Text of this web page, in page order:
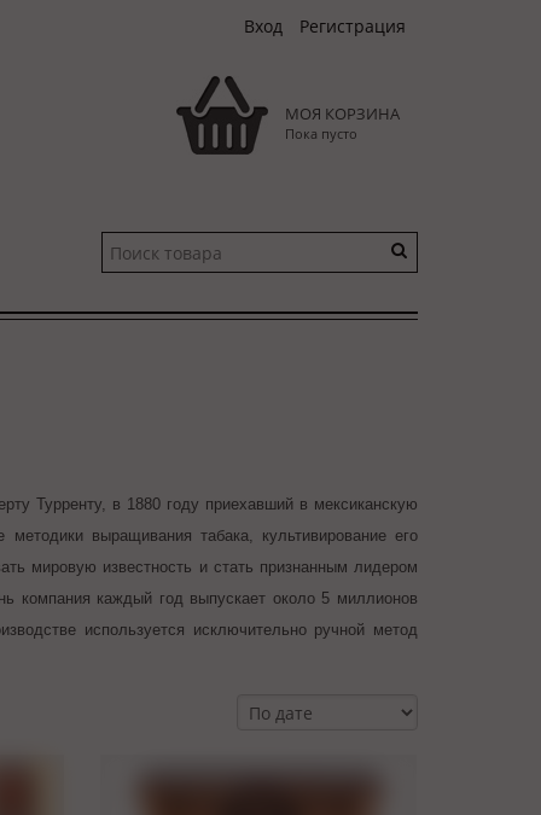
Вход Регистрация
МОЯ КОРЗИНА
Пока пусто
Турренту, в 1880 году приехавший в мексиканскую
выращивания табака, культивирование его
мировую известность и стать признанным лидером
компания каждый год выпускает около 5 миллионов
используется исключительно ручной метод